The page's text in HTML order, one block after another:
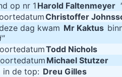
mannen
met collega Anke Buckinx van
op de gezichten van de luisteraars.
In welke stad city?
je tijd op een nuttige manier!
op nr 1 Harold Faltenmeyer
Christoffer
dag kwam Mr Kaktus
Todd Nichols
Michael Stutzer
in de top: Dreu Gilles